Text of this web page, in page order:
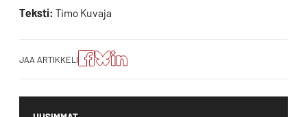
Teksti: Timo Kuvaja
JAA ARTIKKELI
Jaa
artikkeli
Facebookissa
Jaa
artikkeli
Blueskyssa
Jako:
Jaa
artikkeli
LinkedIn:ssä